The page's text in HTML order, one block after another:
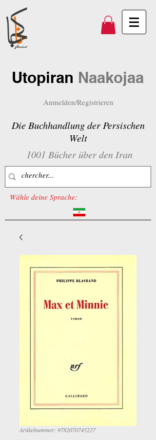
Utopiran Naakojaa
Anmelden/Registrieren
Die Buchhandlung der Persischen
Welt
1001 Bücher über den Iran
Wähle deine Sprache:
Artikelnummer: 9782070745227